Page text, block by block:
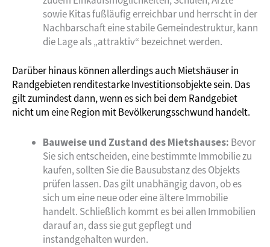
sowie Kitas fußläufig erreichbar und herrscht in der
Nachbarschaft eine stabile Gemeindestruktur, kann
die Lage als „attraktiv“ bezeichnet werden.
Darüber hinaus können allerdings auch Mietshäuser in
Randgebieten renditestarke Investitionsobjekte sein. Das
gilt zumindest dann, wenn es sich bei dem Randgebiet
nicht um eine Region mit Bevölkerungsschwund handelt.
Bauweise und Zustand des Mietshauses: Bevor
Sie sich entscheiden, eine bestimmte Immobilie zu
kaufen, sollten Sie die Bausubstanz des Objekts
prüfen lassen. Das gilt unabhängig davon, ob es
sich um eine neue oder eine ältere Immobilie
handelt. Schließlich kommt es bei allen Immobilien
darauf an, dass sie gut gepflegt und
instandgehalten wurden.